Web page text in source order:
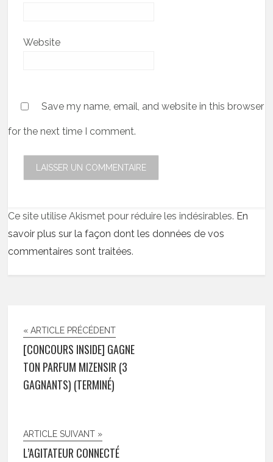
Website
Save my name, email, and website in this browser
for the next time I comment.
Ce site utilise Akismet pour réduire les indésirables. En
savoir plus sur la façon dont les données de vos
commentaires sont traitées.
« ARTICLE PRÉCÉDENT
[CONCOURS INSIDE] GAGNE
TON PARFUM MIZENSIR (3
GAGNANTS) (TERMINÉ)
ARTICLE SUIVANT »
L’AGITATEUR CONNECTÉ